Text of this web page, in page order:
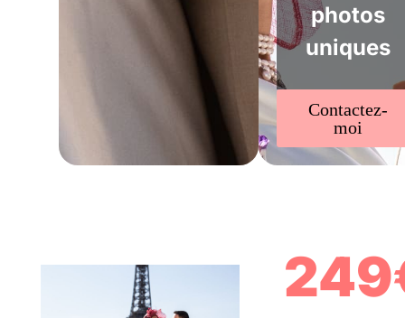
photos
uniques
Contactez-
moi